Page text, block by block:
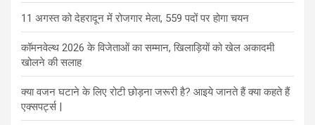
11 अगस्त को देहरादून में रोजगार मेला, 559 पदों पर होगा चयन
कॉमनवेल्थ 2026 के विजेताओं का सम्मान, खिलाड़ियों को खेल अकादमी
खोलने की सलाह
क्या वजन घटाने के लिए रोटी छोड़ना जरूरी है? आइये जानते हैं क्या कहते हैं
एक्सपर्ट्स |